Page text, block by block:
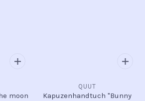
moon
QUUT
Kapuzenhandtuch "Bunny